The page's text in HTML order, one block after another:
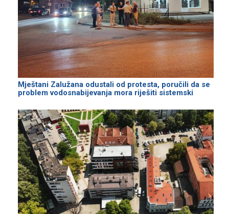
Mještani Zalužana odustali od protesta, poručili da se
problem vodosnabijevanja mora riješiti sistemski